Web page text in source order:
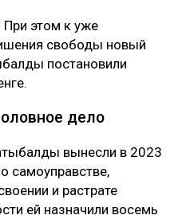
При этом к уже
свободы новый
постановили
дело
вынесли в 2023
самоуправстве,
и растрате
ей назначили восемь